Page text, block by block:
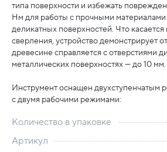
типа поверхности и избежать
Нм для работы с прочными
деликатных поверхностей. Что
сверления, устройство демонстрирует
древесине справляется с отверстиями
металлических поверхностях — до 10 мм.
Инструмент оснащен двухступенчатым
с двумя рабочими режимами:
Количество в упаковке
Артикул